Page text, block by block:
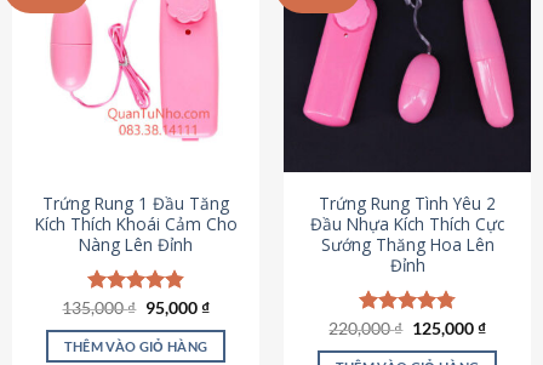
biến
thể.
Các
tùy
chọn
được
chọn
trên
trang
sản
phẩm
Trứng Rung 1 Đầu Tăng
Kích Thích Khoái Cảm Cho
Nàng Lên Đỉnh
Được xếp
hạng4.87
5 sao
135,000₫ Giá
gốc
là:
135,000 ₫.
95,000₫Giá
tại
THÊM VÀO GIỎ HÀNG
Trứng Rung Tình Yêu 2
Đầu Nhựa Kích Thích Cực
Sướng Thăng Hoa Lên
Đỉnh
Được xếp
hạng4.79
220,000₫ Giá
là:
125,000₫Giá
tại